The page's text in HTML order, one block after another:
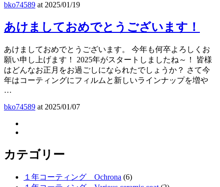
bko74589 at2025/01/19
あけましておめでとうございます！
あけましておめでとうございます。 今年も何卒よろしくお
願い申し上げます！ 2025年がスタートしましたね～！ 皆様
はどんなお正月をお過ごしになられたでしょうか？ さて今
年はコーティングにフィルムと新しいラインナップを増や
…
bko74589 at 2025/01/07
カテゴリー
１年コーティング Ochrona (6)